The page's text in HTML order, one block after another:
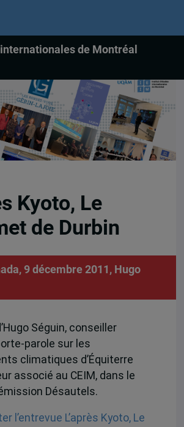
de Montréal
Kyoto, Le
de Durbin
9 décembre 2011, Hugo
Séguin, conseiller
parole sur les
climatiques d’Équiterre
associé au CEIM, dans le
Désautels.
l’entrevue L’après Kyoto, Le